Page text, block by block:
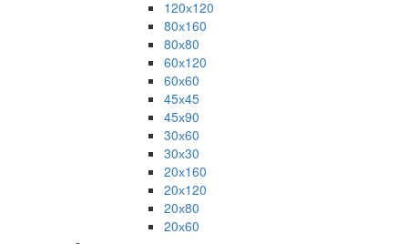
120х120
80х160
80х80
60х120
60х60
45х45
45х90
30х60
30х30
20х160
20х120
20х80
20х60